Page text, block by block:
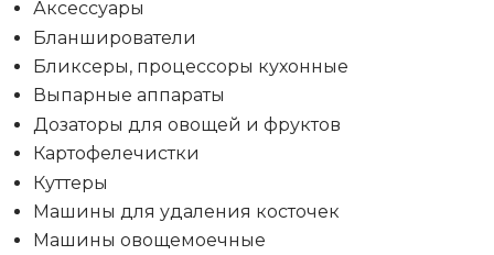
Аксессуары
Бланширователи
Бликсеры, процессоры кухонные
Выпарные аппараты
Дозаторы для овощей и фруктов
Картофелечистки
Куттеры
Машины для удаления косточек
Машины овощемоечные